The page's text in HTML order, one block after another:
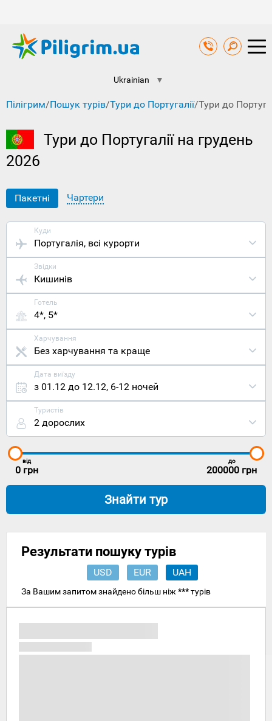
Ukrainian ▼
Пілігрим/Пошук турів/Тури до Португалії/Тури до
Тури до Португалії на грудень
2026
Пакетні Чартери
Куди
Португалія, всі курорти
Звідки
Кишинів
Готель
4*, 5*
Харчування
Без харчування та краще
Дата виїзду
з 01.12 до 12.12, 6-12 ночей
Туристів
2 дорослих
від
0 грн
до
200000 грн
Знайти тур
Результати пошуку турів
USD EUR UAH
За Вашим запитом знайдено більш ніж ***турів